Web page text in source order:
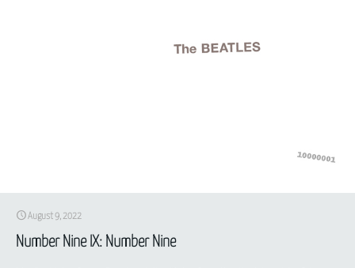
August 9, 2022
Number Nine IX: Number Nine